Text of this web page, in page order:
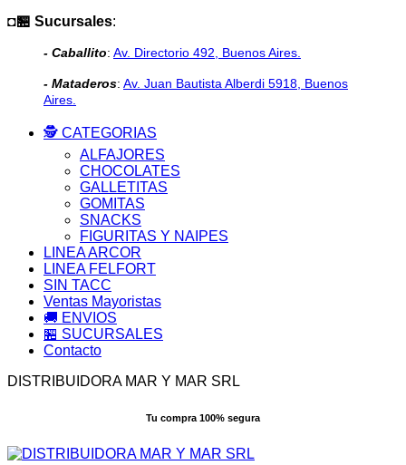
◘🏪 Sucursales:
- Caballito: Av. Directorio 492, Buenos Aires.
- Mataderos: Av. Juan Bautista Alberdi 5918, Buenos
Aires.
🕵️ CATEGORIAS
ALFAJORES
CHOCOLATES
GALLETITAS
GOMITAS
SNACKS
FIGURITAS Y NAIPES
LINEA ARCOR
LINEA FELFORT
SIN TACC
Ventas Mayoristas
🚚 ENVIOS
🏪 SUCURSALES
Contacto
DISTRIBUIDORA MAR Y MAR SRL
Tu compra 100% segura